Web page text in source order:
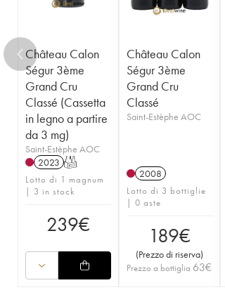
Château Calon
Ségur 3ème
Grand Cru
Classé (Cassetta
in legno a partire
da 3 mg)
Saint-Estèphe AOC
2023 T
Lotto di 1 magnum
| 3 in stock
239€
Château Calon
Ségur 3ème
Grand Cru
Classé
Saint-Estèphe AOC
2008
Lotto di 3 bottiglie
| 0 aste
189€
(Prezzo di riserva)
Prezzo a bottiglia 63€